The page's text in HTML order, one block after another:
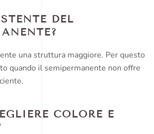
DEL
una struttura maggiore. Per questo
quando il semipermanente non offre
COLORE E